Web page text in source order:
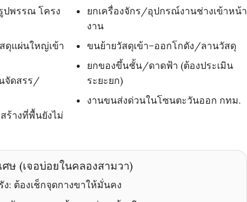
ปพรรณ โครง
ดุแผ่นใหญ่เข้า
จัดสรร/
ร้างที่พื้นยังไม่
ยกเครื่องจักร/อุปกรณ์งานช่างเข้าหน้า
งาน
ขนย้ายวัสดุเข้า–ออกโกดัง/ลานวัสดุ
ยกของขึ้นชั้น/ดาดฟ้า (ต้องประเมิน
ระยะยก)
งานขนส่งด่วนในโซนตะวันออก กทม.
ศษ (เจอบ่อยในคลองสามวา)
: ต้องเช็กจุดกางขาให้มั่นคง